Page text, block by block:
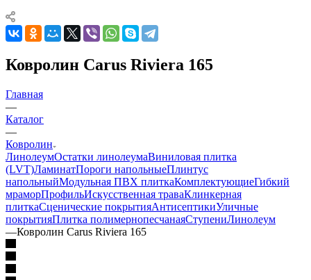
Ковролин Carus Riviera 165
Главная
—
Каталог
—
Ковролин
ЛинолеумОстатки линолеумаВиниловая плитка
(LVT)ЛаминатПороги напольныеПлинтус
напольныйМодульная ПВХ плиткаКомплектующиеГибкий
мраморПрофильИскусственная траваКлинкерная
плиткаСценические покрытияАнтисептикиУличные
покрытияПлитка полимернопесчанаяСтупениЛинолеум
—Ковролин Carus Riviera 165